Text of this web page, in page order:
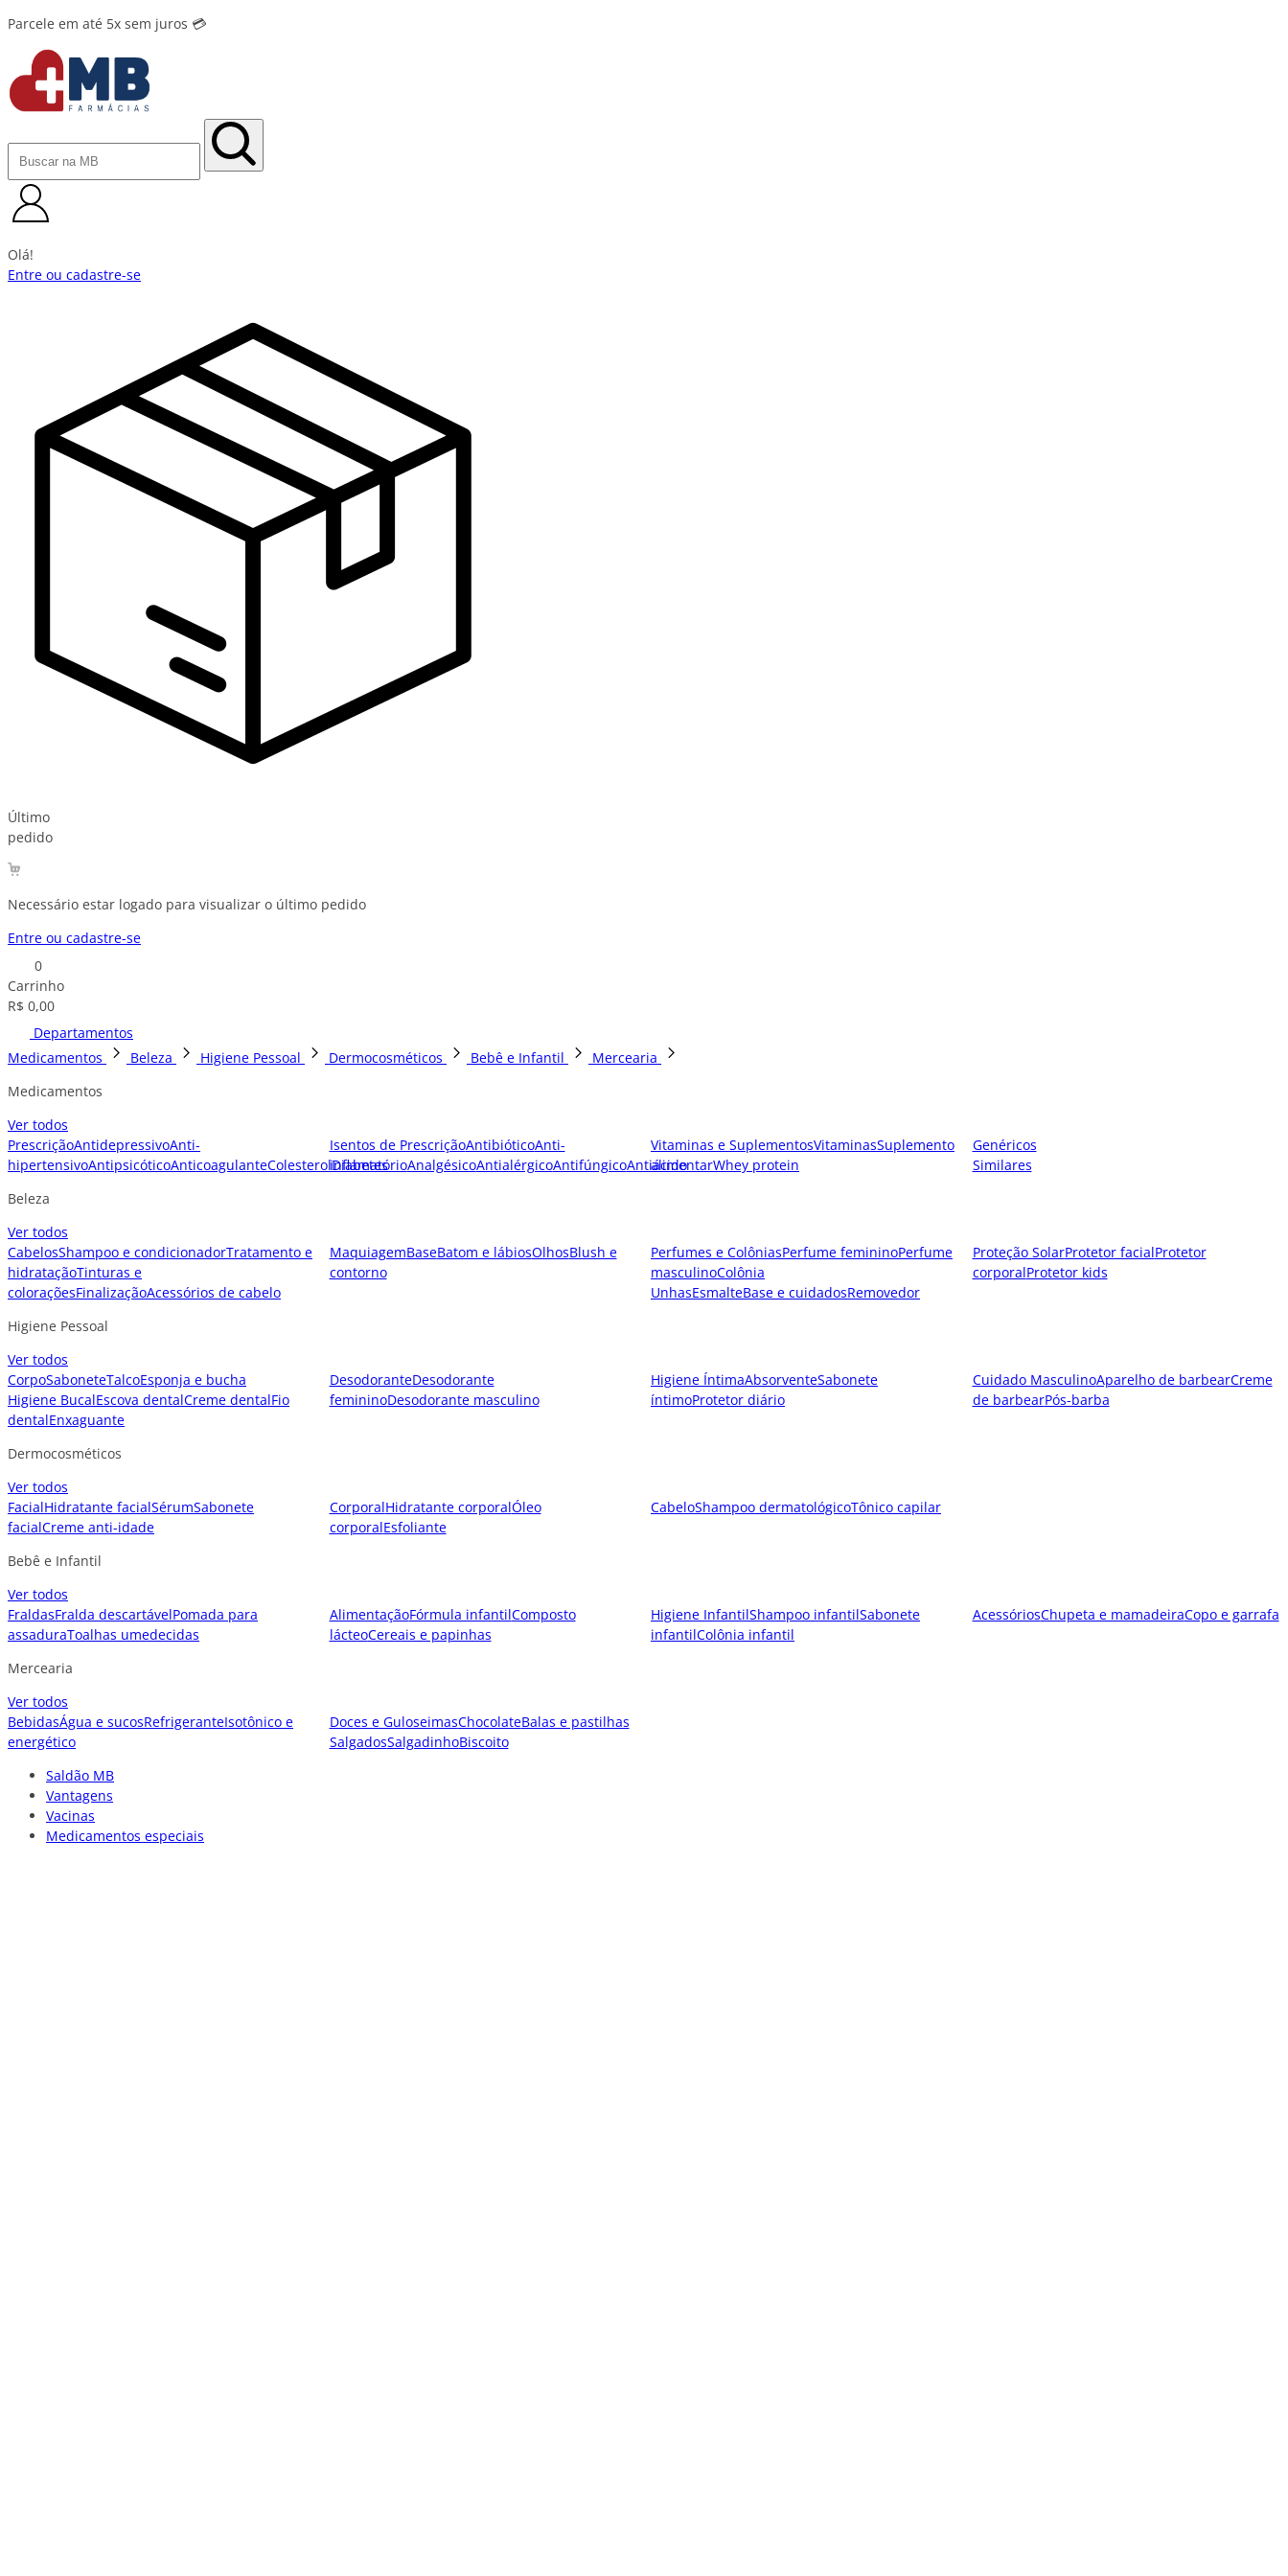
Parcele em até 5x sem juros 💳
Olá!
Entre ou cadastre-se
Último
pedido
Necessário estar logado para visualizar o último pedido
Entre ou cadastre-se
0
Carrinho
R$ 0,00
Departamentos
Medicamentos
Beleza Higiene Pessoal Dermocosméticos Bebê e Infantil
Mercearia
Medicamentos
Ver todos
PrescriçãoAntidepressivoAnti-
hipertensivoAntipsicóticoAnticoagulanteColesterolDiabetes
Isentos de PrescriçãoAntibióticoAnti-
inflamatórioAnalgésicoAntialérgicoAntifúngicoAntiácido
Vitaminas e SuplementosVitaminasSuplemento
alimentarWhey protein
Genéricos
Similares
Beleza
Ver todos
CabelosShampoo e condicionadorTratamento e
hidrataçãoTinturas e
coloraçõesFinalizaçãoAcessórios de cabelo
MaquiagemBaseBatom e lábiosOlhosBlush e
contorno
Perfumes e ColôniasPerfume femininoPerfume
masculinoColônia
UnhasEsmalteBase e cuidadosRemovedor
Proteção SolarProtetor facialProtetor
corporalProtetor kids
Higiene Pessoal
Ver todos
CorpoSaboneteTalcoEsponja e bucha
Higiene BucalEscova dentalCreme dentalFio
dentalEnxaguante
DesodoranteDesodorante
femininoDesodorante masculino
Higiene ÍntimaAbsorventeSabonete
íntimoProtetor diário
Cuidado MasculinoAparelho de barbearCreme
de barbearPós-barba
Dermocosméticos
Ver todos
FacialHidratante facialSérumSabonete
facialCreme anti-idade
CorporalHidratante corporalÓleo
corporalEsfoliante
CabeloShampoo dermatológicoTônico capilar
Bebê e Infantil
Ver todos
FraldasFralda descartávelPomada para
assaduraToalhas umedecidas
AlimentaçãoFórmula infantilComposto
lácteoCereais e papinhas
Higiene InfantilShampoo infantilSabonete
infantilColônia infantil
AcessóriosChupeta e mamadeiraCopo e garrafa
Mercearia
Ver todos
BebidasÁgua e sucosRefrigeranteIsotônico e
energético
Doces e GuloseimasChocolateBalas e pastilhas
SalgadosSalgadinhoBiscoito
Saldão MB
Vantagens
Vacinas
Medicamentos especiais